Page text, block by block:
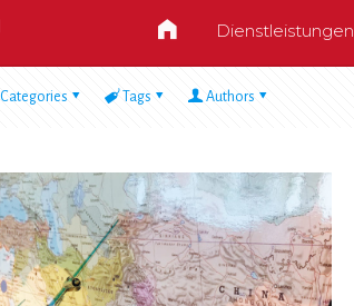
Dienstleistungen
Categories Tags Authors